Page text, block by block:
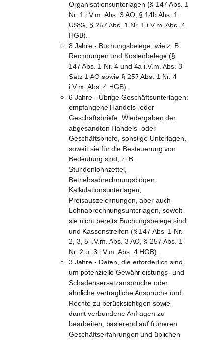
Organisationsunterlagen (§ 147 Abs. 1
Nr. 1 i.V.m. Abs. 3 AO, § 14b Abs. 1
UStG, § 257 Abs. 1 Nr. 1 i.V.m. Abs. 4
HGB).
8 Jahre - Buchungsbelege, wie z. B.
Rechnungen und Kostenbelege (§
147 Abs. 1 Nr. 4 und 4a i.V.m. Abs. 3
Satz 1 AO sowie § 257 Abs. 1 Nr. 4
i.V.m. Abs. 4 HGB).
6 Jahre - Übrige Geschäftsunterlagen:
empfangene Handels- oder
Geschäftsbriefe, Wiedergaben der
abgesandten Handels- oder
Geschäftsbriefe, sonstige Unterlagen,
soweit sie für die Besteuerung von
Bedeutung sind, z. B.
Stundenlohnzettel,
Betriebsabrechnungsbögen,
Kalkulationsunterlagen,
Preisauszeichnungen, aber auch
Lohnabrechnungsunterlagen, soweit
sie nicht bereits Buchungsbelege sind
und Kassenstreifen (§ 147 Abs. 1 Nr.
2, 3, 5 i.V.m. Abs. 3 AO, § 257 Abs. 1
Nr. 2 u. 3 i.V.m. Abs. 4 HGB).
3 Jahre - Daten, die erforderlich sind,
um potenzielle Gewährleistungs- und
Schadensersatzansprüche oder
ähnliche vertragliche Ansprüche und
Rechte zu berücksichtigen sowie
damit verbundene Anfragen zu
bearbeiten, basierend auf früheren
Geschäftserfahrungen und üblichen